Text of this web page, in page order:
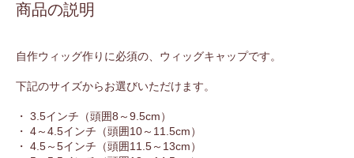
商品の説明
自作ウィッグ作りに必須の、ウィッグキャップです。
下記のサイズからお選びいただけます。
・ 3.5インチ（頭囲8～9.5cm）
・ 4～4.5インチ（頭囲10～11.5cm）
・ 4.5～5インチ（頭囲11.5～13cm）